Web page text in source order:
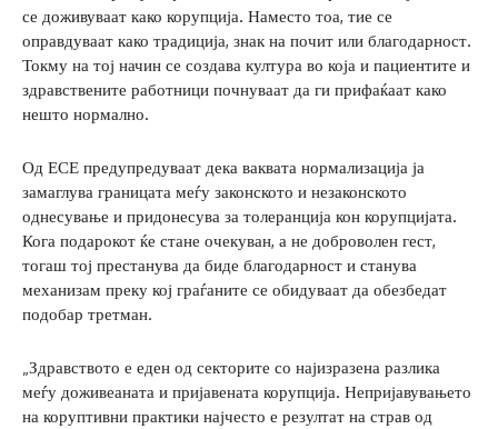
се доживуваат како корупција. Наместо тоа, тие се
оправдуваат како традиција, знак на почит или благодарност.
Токму на тој начин се создава култура во која и пациентите и
здравствените работници почнуваат да ги прифаќаат како
нешто нормално.
Од ЕСЕ предупредуваат дека ваквата нормализација ја
замаглува границата меѓу законското и незаконското
однесување и придонесува за толеранција кон корупцијата.
Кога подарокот ќе стане очекуван, а не доброволен гест,
тогаш тој престанува да биде благодарност и станува
механизам преку кој граѓаните се обидуваат да обезбедат
подобар третман.
„Здравството е еден од секторите со најизразена разлика
меѓу доживеаната и пријавената корупција. Непријавувањето
на коруптивни практики најчесто е резултат на страв од